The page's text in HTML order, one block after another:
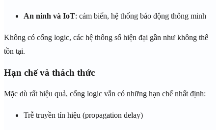
An ninh và IoT: cảm biến, hệ thống báo động thông minh
Không có cổng logic, các hệ thống số hiện đại gần như không thể
tồn tại.
Hạn chế và thách thức
Mặc dù rất hiệu quả, cổng logic vẫn có những hạn chế nhất định:
Trễ truyền tín hiệu (propagation delay)